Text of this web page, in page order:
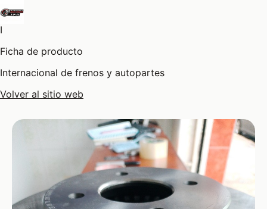
I
Ficha de producto
Internacional de frenos y autopartes
Volver al sitio web